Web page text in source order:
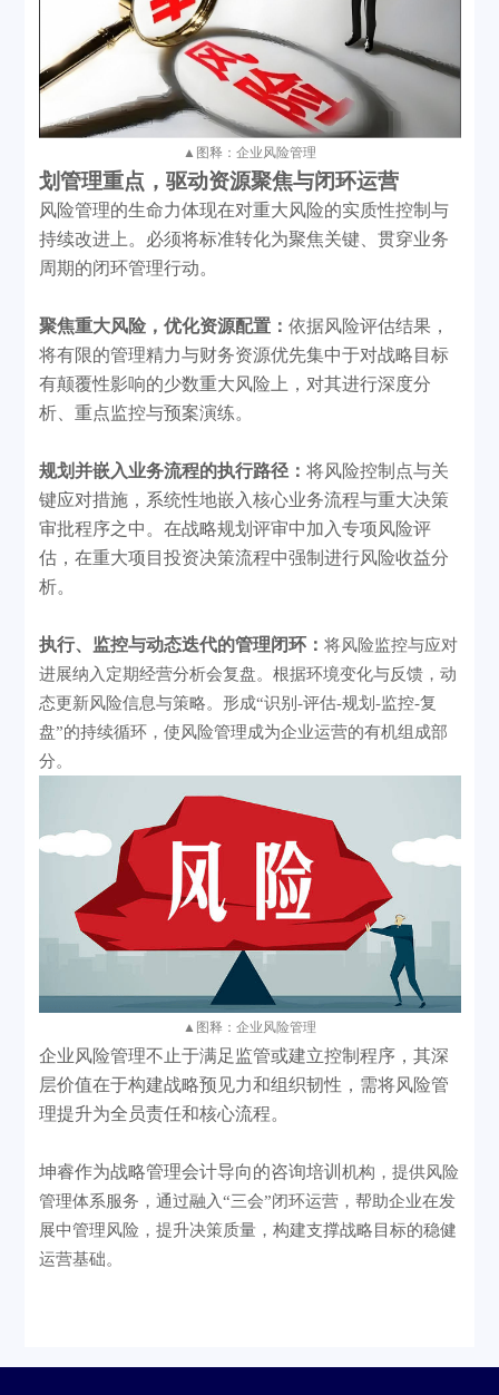
▲ 图释：企业风险管理
划管理重点 ， 驱动资源聚焦与闭环运营
风险管理的生命力体现在对重大风险的实质性控制与
持续改进上。必须将标准转化为聚焦关键、贯穿业务
周期的闭环管理行动。
聚焦重大风险，优化资源配置： 依据风险评估结果，
将有限的管理精力与财务资源优先集中于对战略目标
有颠覆性影响的少数重大风险上，对其进行深度分
析、重点监控与预案演练。
规划并嵌入业务流程的执行路径： 将风险控制点与关
键应对措施，系统性地嵌入核心业务流程与重大决策
审批程序之中。在战略规划评审中加入专项风险评
估，在重大项目投资决策流程中强制进行风险收益分
析。
执行、监控与动态迭代的管理闭环： 将风险监控与应对
进展纳入定期经营分析会复盘。根据环境变化与反馈，动
态更新风险信息与策略。形成“识别-评估-规划-监控-复
盘”的持续循环，使风险管理成为企业运营的有机组成部
分。
▲ 图释：企业风险管理
企业风险管理不止于满足监管或建立控制程序，其深
层价值在于构建战略预见力和组织韧性，需将风险管
理提升为全员责任和核心流程。
坤睿作为战略管理会计导向的咨询培训 机构，提供风险
管理体系服务，通过融入“三会”闭环运营，帮助企业在发
展中管理风险，提升决策质量，构建支撑战略目标的稳健
运营基础。